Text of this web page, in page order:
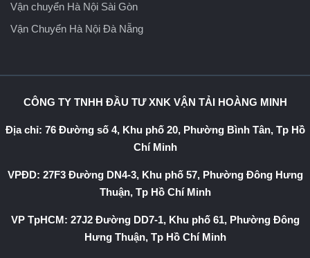
Vận chuyển Hà Nội Sài Gòn
Vận Chuyển Hà Nội Đà Nẵng
CÔNG TY TNHH ĐẦU TƯ XNK VẬN TẢI HOÀNG MINH
Địa chỉ: 76 Đường số 4, Khu phố 20, Phường Bình Tân, Tp Hồ
Chí Minh
VPĐD: 27F3 Đường DN4-3, Khu phố 57, Phường Đông Hưng
Thuận, Tp Hồ Chí Minh
VP TpHCM: 27J2 Đường DD7-1, Khu phố 61, Phường Đông
Hưng Thuận, Tp Hồ Chí Minh